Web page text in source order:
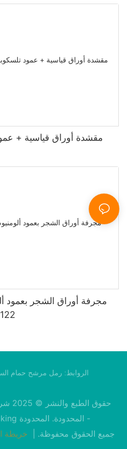
122 سم، مكونة من 5 أقسام
الروابط: رمل مرشح حمام
Guangdong Poolking المحدودة. المحدودة -
جميع الحقوق محفوظة. | خريطة